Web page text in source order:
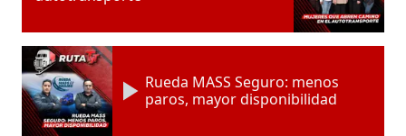
Rueda MASS Seguro: menos
paros, mayor disponibilidad